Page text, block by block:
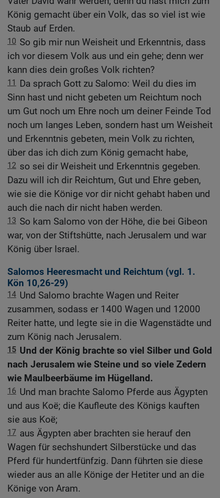
König gemacht über ein Volk, das so viel ist wie
Staub auf Erden.
10 So gib mir nun Weisheit und Erkenntnis, dass
ich vor diesem Volk aus und ein gehe; denn wer
kann dies dein großes Volk richten?
11
Da sprach Gott zu Salomo: Weil du dies im
Sinn hast und nicht gebeten um Reichtum noch
um Gut noch um Ehre noch um deiner Feinde Tod
noch um langes Leben, sondern hast um Weisheit
und Erkenntnis gebeten, mein Volk zu richten,
über das ich dich zum König gemacht habe,
12 so sei dir Weisheit und Erkenntnis gegeben.
Dazu will ich dir Reichtum, Gut und Ehre geben,
wie sie die Könige vor dir nicht gehabt haben und
auch die nach dir nicht haben werden.
13 So kam Salomo von der Höhe, die bei Gibeon
war, von der Stiftshütte, nach Jerusalem und war
König über Israel.
Salomos Heeresmacht und Reichtum (vgl. 1.
Kön 10,26-29)
14 Und Salomo brachte Wagen und Reiter
zusammen, sodass er 1400 Wagen und 12000
Reiter hatte, und legte sie in die Wagenstädte und
zum König nach Jerusalem.
15 Und der König brachte so viel Silber und Gold
nach Jerusalem wie Steine und so viele Zedern
wie Maulbeerbäume im Hügelland.
16 Und man brachte Salomo Pferde aus Ägypten
und aus Koë; die Kaufleute des Königs kauften
sie aus Koë;
17 aus Ägypten aber brachten sie herauf den
Wagen für sechshundert Silberstücke und das
Pferd für hundertfünfzig. Dann führten sie diese
wieder aus an alle Könige der Hetiter und an die
Könige von Aram.